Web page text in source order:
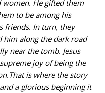
women. He gifted them
to be among his
friends. In turn, they
him along the dark road
near the tomb. Jesus
joy of being the
is where the story
a glorious beginning it